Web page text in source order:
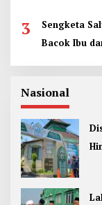
3
Sengketa
Bacok Ibu
Nasional